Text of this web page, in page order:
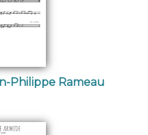
Philippe Rameau